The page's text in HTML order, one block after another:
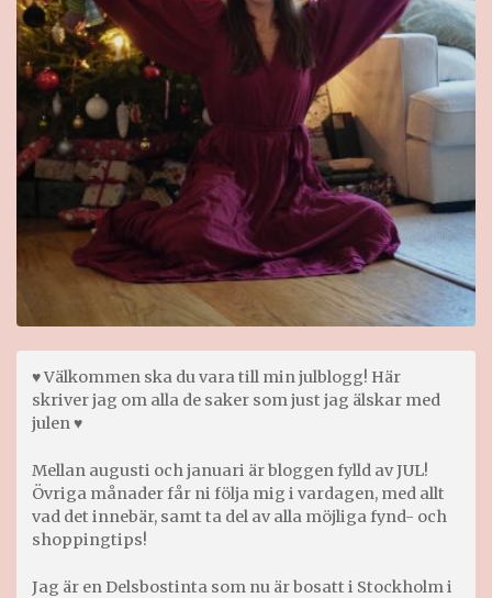
♥ Välkommen ska du vara till min julblogg! Här
skriver jag om alla de saker som just jag älskar med
julen ♥
Mellan augusti och januari är bloggen fylld av JUL!
Övriga månader får ni följa mig i vardagen, med allt
vad det innebär, samt ta del av alla möjliga fynd- och
shoppingtips!
Jag är en Delsbostinta som nu är bosatt i Stockholm i